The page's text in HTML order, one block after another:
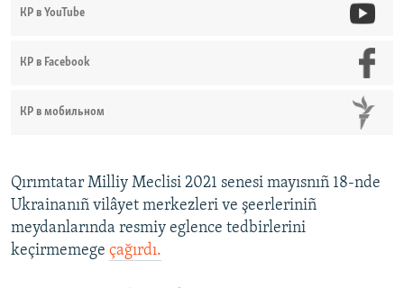
КР в YouTube
КР в Facebook
КР в мобильном
Qırımtatar Milliy Meclisi 2021 senesi mayısnıñ 18-nde
Ukrainanıñ vilâyet merkezleri ve şeerleriniñ
meydanlarında resmiy eglence tedbirlerini
keçirmemege çağırdı.